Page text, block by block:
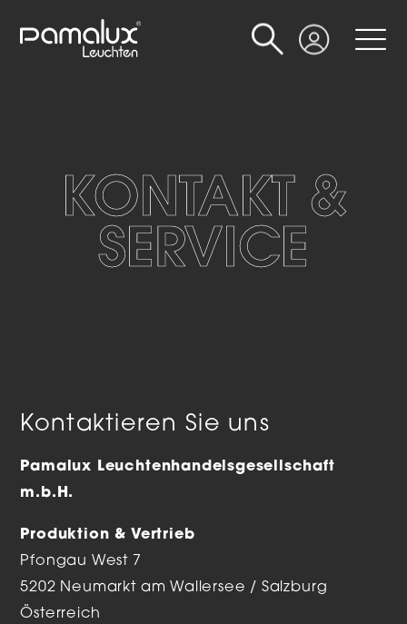
Login
Suche
KONTAKT &
SERVICE
Kontaktieren Sie uns
Pamalux Leuchtenhandelsgesellschaft
m.b.H.
Produktion & Vertrieb
Pfongau West 7
5202 Neumarkt am Wallersee / Salzburg
Österreich